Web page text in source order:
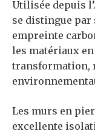
Utilisée depuis
se distingue par
empreinte
les matériaux
transformation,
Les murs en
excellente